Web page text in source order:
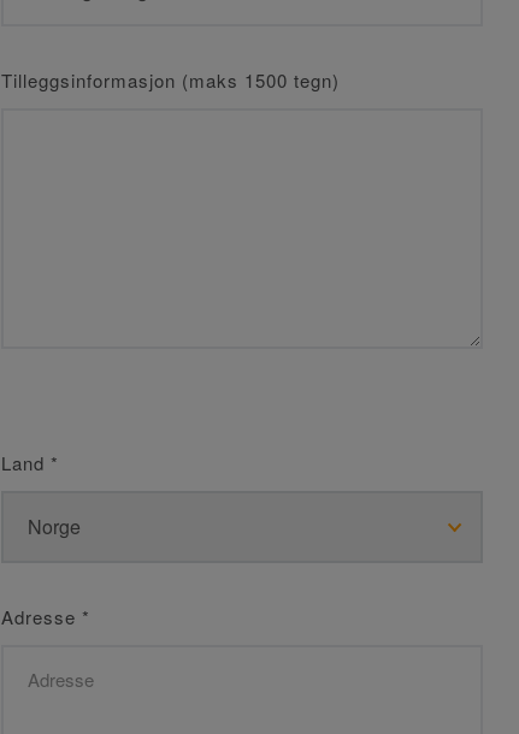
Tilleggsinformasjon (maks 1500 tegn)
Land *
Adresse *